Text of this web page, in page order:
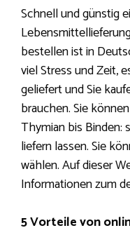
Schnell und günstig
bestellen ist in
viel Stress und Zeit,
geliefert und Sie
brauchen. Sie
Thymian bis Binden:
liefern lassen. Sie
wählen. Auf dieser
Informationen zum
5 Vorteile von